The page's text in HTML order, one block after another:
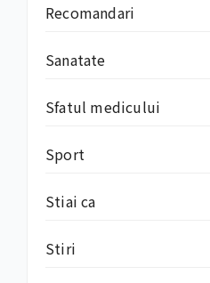
Recomandari
Sanatate
Sfatul medicului
Sport
Stiai ca
Stiri